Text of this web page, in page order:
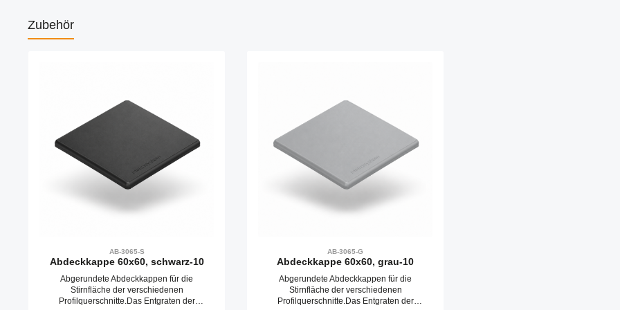
Zubehör
AB-3065-S
Abdeckkappe 60x60, schwarz-10
Abgerundete Abdeckkappen für die
Stirnfläche der verschiedenen
Profilquerschnitte.Das Entgraten der
AB-3065-G
Abdeckkappe 60x60, grau-10
Abgerundete Abdeckkappen für die
Stirnfläche der verschiedenen
Profilquerschnitte.Das Entgraten der